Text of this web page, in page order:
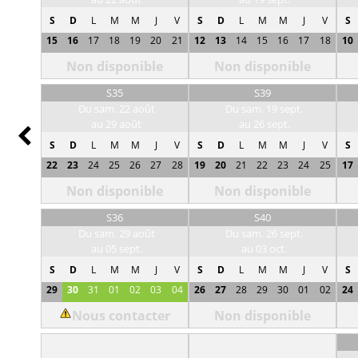
S D L M M J
V
15
16 17 18 19 20 21
Non disponible
S35
Du sam. 22 août
au 29 août
S D L M M J
V
22
23 24 25 26 27 28
Non disponible
S36
Du sam. 29 août
au 05 sept.
S D L M M J
V
29
30 31 01 02 03 04
Nous contacter
S D L M M J
V
12
13 14 15 16 17 18
Non disponible
S39
Du sam. 19 sept.
au 26 sept.
S D L M M J
V
19
20 21 22 23 24 25
Non disponible
S40
Du sam. 26 sept.
au 03 oct.
S D L M M J
V
26
27 28 29 30 01 02
Non disponible
S
10
S
17
S
24
Prev